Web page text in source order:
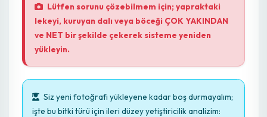
Sayın üreticim, gönderdiğiniz bu fotoğraf bir hastalığı
veya zararlıyı teşhis etmek için çok uzak veya genel
bir çekimdir.
Lütfen sorunu çözebilmem için; yapraktaki
lekeyi, kuruyan dalı veya böceği ÇOK YAKINDAN
ve NET bir şekilde çekerek sisteme yeniden